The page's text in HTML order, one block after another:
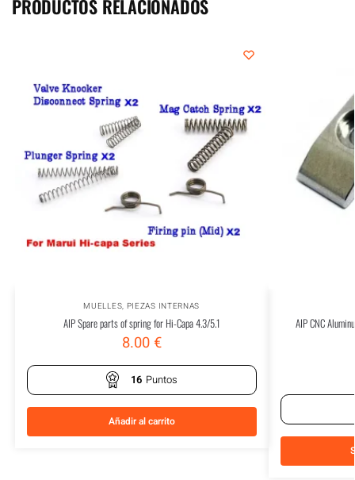
PRODUCTOS RELACIONADOS
MUELLES, PIEZAS INTERNAS
AIP Spare parts of spring for Hi-Capa 4.3/5.1
8.00€
16 Puntos
Añadir al carrito
AIP CNC